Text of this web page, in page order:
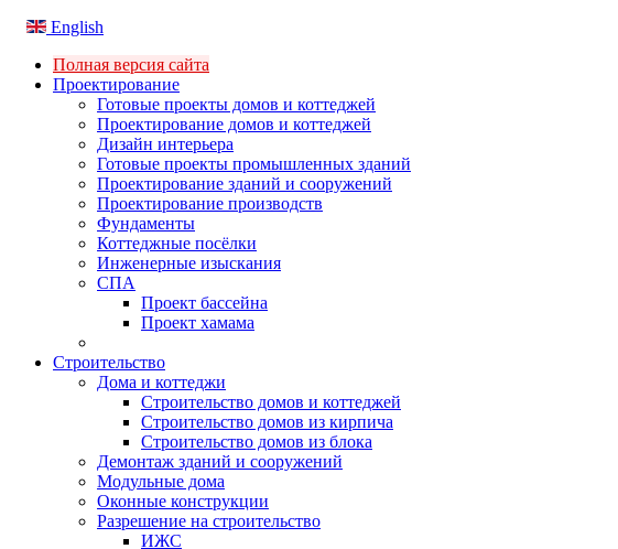
English
Полная версия сайта
Проектирование
Готовые проекты домов и коттеджей
Проектирование домов и коттеджей
Дизайн интерьера
Готовые проекты промышленных зданий
Проектирование зданий и сооружений
Проектирование производств
Фундаменты
Коттеджные посёлки
Инженерные изыскания
СПА
Проект бассейна
Проект хамама
Строительство
Дома и коттеджи
Строительство домов и коттеджей
Строительство домов из кирпича
Строительство домов из блока
Демонтаж зданий и сооружений
Модульные дома
Оконные конструкции
Разрешение на строительство
ИЖС